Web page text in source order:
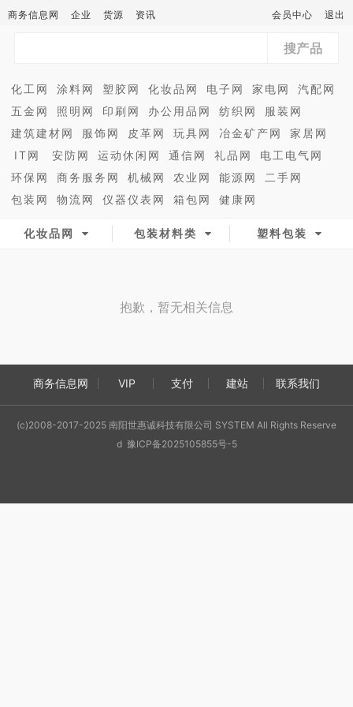
商务信息网 企业 货源 资讯 会员中心 退出
搜产品
化工网 涂料网 塑胶网 化妆品网 电子网 家电网
汽配网
五金网
照明网 印刷网 办公用品网 纺织网
服装网
建筑建材网
服饰网 皮革网 玩具网 冶金矿产网
家居网
IT网
安防网 运动休闲网 通信网 礼品网
电工电气网
环保网
商务服务网 机械网 农业网 能源网
二手网
包装网
物流网 仪器仪表网 箱包网 健康网
化妆品网 包装材料类 塑料包装
抱歉，暂无相关信息
商务信息网 VIP 支付 建站 联系我们
(c)2008-2017-2025 南阳世惠诚科技有限公司 SYSTEM All Rights Reserve
d 豫ICP备2025105855号-5